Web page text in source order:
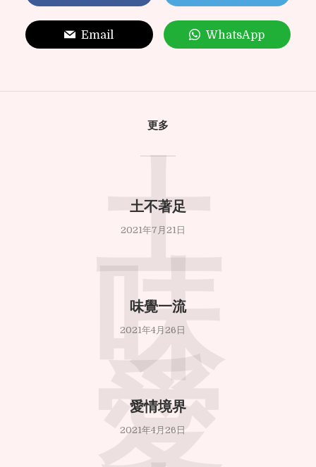
Email WhatsApp
更多
土不著足
2021年7月21日
土
味覺一流
2021年4月26日
味
愛情境界
2021年4月26日
愛